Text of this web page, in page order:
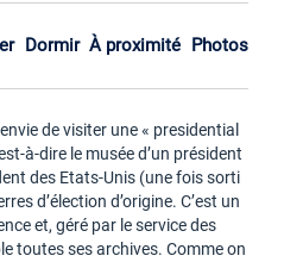
Dormir À proximité Photos
de visiter une « presidential
à-dire le musée d’un président
des Etats-Unis (une fois sorti
d’élection d’origine. C’est un
et, géré par le service des
toutes ses archives. Comme on